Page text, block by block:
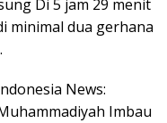
Di 5 jam 29 menit
minimal dua gerhana
News:
Imbau